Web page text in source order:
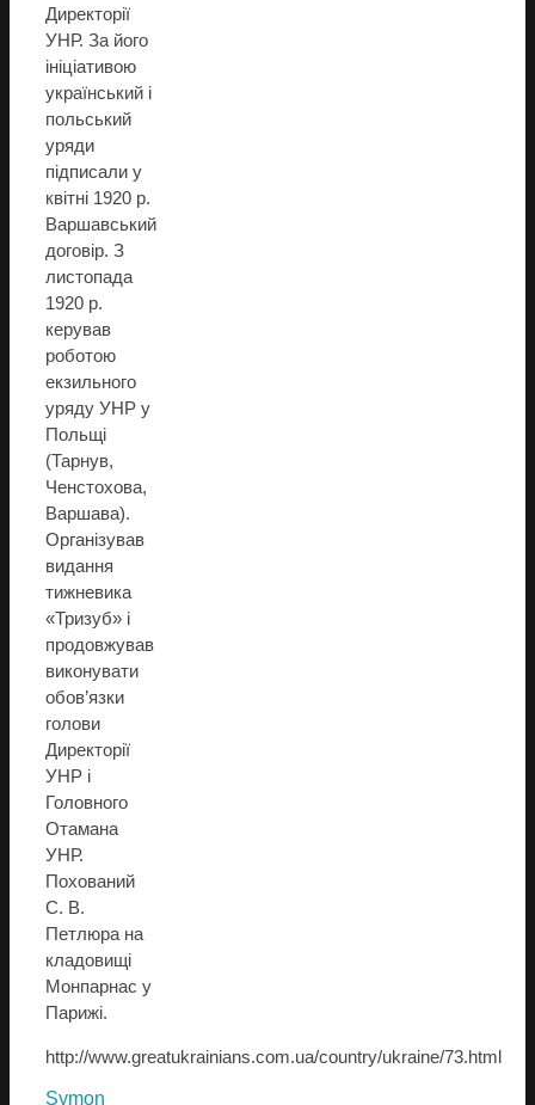
Директорії
УНР. За його
ініціативою
український і
польський
уряди
підписали у
квітні 1920 р.
Варшавський
договір. З
листопада
1920 р.
керував
роботою
екзильного
уряду УНР у
Польщі
(Тарнув,
Ченстохова,
Варшава).
Організував
видання
тижневика
«Тризуб» і
продовжував
виконувати
обов’язки
голови
Директорії
УНР і
Головного
Отамана
УНР.
Похований
С. В.
Петлюра на
кладовищі
Монпарнас у
Парижі.
http://www.greatukrainians.com.ua/country/ukraine/73.html
Symon